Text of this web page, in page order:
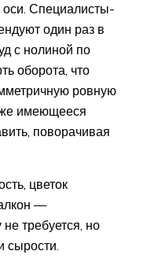
оси. Специалисты-
один раз в
с нолиной по
оборота, что
ровную
имеющееся
поворачивая
цветок
—
требуется, но
сырости.